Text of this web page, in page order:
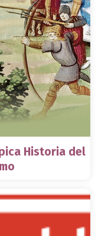
Historia del